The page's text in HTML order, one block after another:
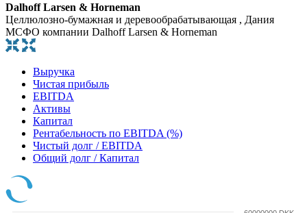
Dalhoff Larsen & Horneman
Целлюлозно-бумажная и деревообрабатывающая , Дания
МСФО компании Dalhoff Larsen & Horneman
Выручка
Чистая прибыль
EBITDA
Активы
Капитал
Рентабельность по EBITDA (%)
Чистый долг / EBITDA
Общий долг / Капитал